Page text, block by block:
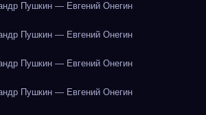
Пушкин — Евгений Онегин
Пушкин — Евгений Онегин
Пушкин — Евгений Онегин
Пушкин — Евгений Онегин